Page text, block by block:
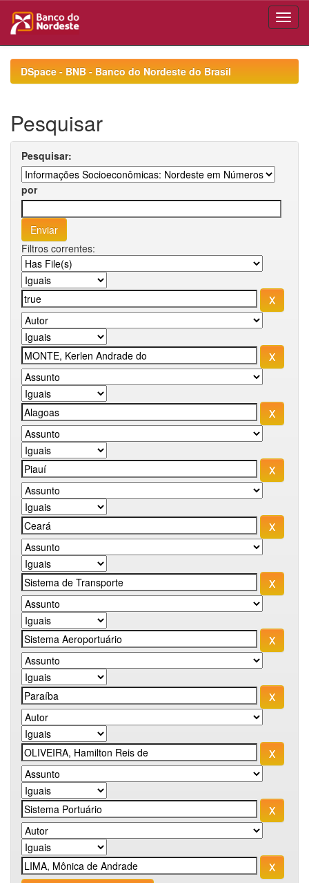
navigationDSpace - BNB - Banco do Nordeste do Brasil
Pesquisar
Pesquisar:
por
Filtros correntes: